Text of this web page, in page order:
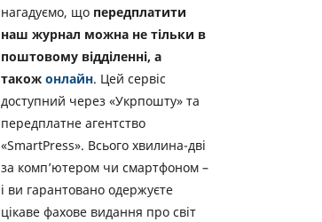
нагадуємо, що передплатити
наш журнал можна не тільки в
поштовому відділенні, а
також онлайн. Цей сервіс
доступний через «Укрпошту» та
передплатне агентство
«SmartPress». Всього хвилина-дві
за комп’ютером чи смартфоном –
і ви гарантовано одержуєте
цікаве фахове видання про світ